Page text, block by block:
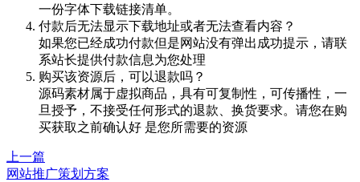
一份字体下载链接清单。
付款后无法显示下载地址或者无法查看内容？
如果您已经成功付款但是网站没有弹出成功提示，请联
系站长提供付款信息为您处理
购买该资源后，可以退款吗？
源码素材属于虚拟商品，具有可复制性，可传播性，一
旦授予，不接受任何形式的退款、换货要求。请您在购
买获取之前确认好 是您所需要的资源
上一篇
网站推广策划方案